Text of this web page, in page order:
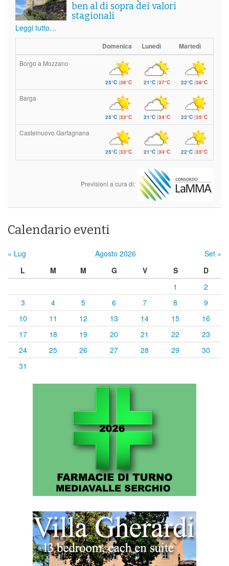
ben al di sopra dei valori
stagionali
Leggi tutto…
Domenica Lunedì Martedì
Borgo a Mozzano
25°C|36°C 21°C|37°C 22°C |38°C
Barga
25°C|33°C 21°C|34°C 22°C |35°C
Castelnuovo Garfagnana
25°C|33°C 21°C|34°C 22°C |35°C
Previsioni a cura di:
Calendario eventi
« Lug Agosto 2026
Set »
L
M M G V S
D
1
2
3
4 5 6 7 8
9
10
11 12 13 14 15
16
17
18 19 20 21 22
23
24
25 26 27 28 29
30
31